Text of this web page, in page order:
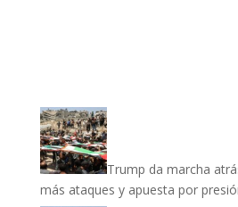
Trump da marcha
más ataques y apuesta por